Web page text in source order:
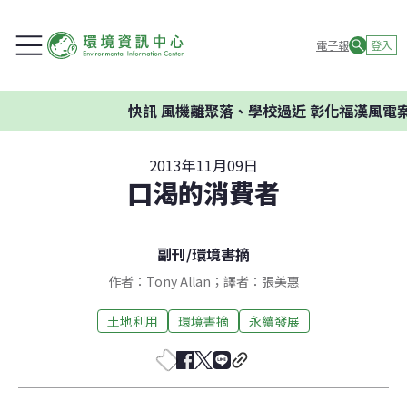
電子報 登入
快訊風機離聚落、學校過近 彰化福漢風電案
2013年11月09日
口渴的消費者
副刊/環境書摘
作者：Tony Allan；譯者：張美惠
土地利用 環境書摘 永續發展